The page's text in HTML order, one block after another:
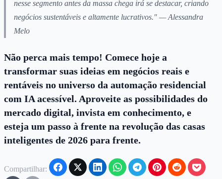
nesse segmento antes da massa chega irá se destacar, criando
negócios sustentáveis e altamente lucrativos." — Alessandra
Melo
Não perca mais tempo! Comece hoje a
transformar suas ideias em negócios reais e
rentáveis no universo da automação residencial
com IA acessível. Aproveite as possibilidades do
mercado digital, invista em conhecimento, e
esteja um passo à frente na revolução das casas
inteligentes de 2026 para frente.
Compartilhar: